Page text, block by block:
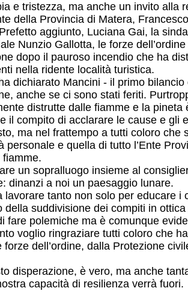
e tristezza, ma anche un invito alla
della Provincia di Matera,
aggiunto, Luciana Gai, la
Nunzio Gallotta, le forze
dopo il pauroso incendio che ha
nella ridente località turistica.
dichiarato Mancini - il primo
anche se ci sono stati feriti.
distrutte dalle fiamme e la pineta
il compito di acclarare le cause e
ma nel frattempo a tutti coloro
personale e quella di tutto l’Ente
un sopralluogo insieme al
dinanzi a noi un paesaggio lunare.
lavorare tanto non solo per educare i
della suddivisione dei compiti in
fare polemiche ma è comunque
voglio ringraziare tutti coloro che
dell’ordine, dalla Protezione
disperazione, è vero, ma anche
capacità di resilienza verrà fuori.